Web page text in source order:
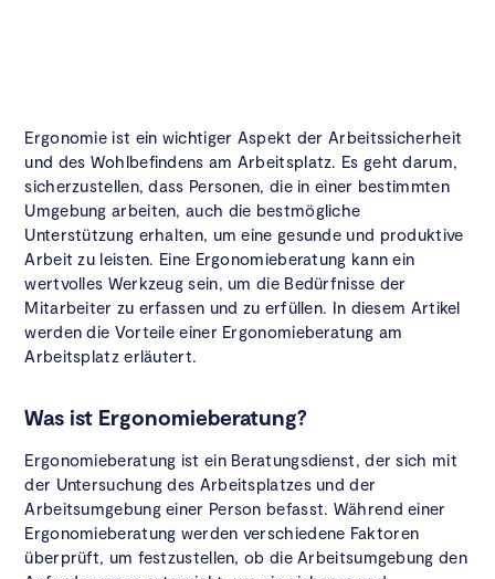
Ergonomie ist ein wichtiger Aspekt der Arbeitssicherheit
und des Wohlbefindens am Arbeitsplatz. Es geht darum,
sicherzustellen, dass Personen, die in einer bestimmten
Umgebung arbeiten, auch die bestmögliche
Unterstützung erhalten, um eine gesunde und produktive
Arbeit zu leisten. Eine Ergonomieberatung kann ein
wertvolles Werkzeug sein, um die Bedürfnisse der
Mitarbeiter zu erfassen und zu erfüllen. In diesem Artikel
werden die Vorteile einer Ergonomieberatung am
Arbeitsplatz erläutert.
Was ist Ergonomieberatung?
Ergonomieberatung ist ein Beratungsdienst, der sich mit
der Untersuchung des Arbeitsplatzes und der
Arbeitsumgebung einer Person befasst. Während einer
Ergonomieberatung werden verschiedene Faktoren
überprüft, um festzustellen, ob die Arbeitsumgebung den